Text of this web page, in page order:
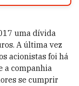
uma dívida
A última vez
acionistas foi há
a companhia
se cumprir